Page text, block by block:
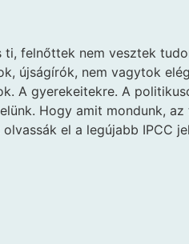
felnőttek nem vesztek
újságírók, nem vagytok
A gyerekeitekre. A
Hogy amit mondunk,
el a legújabb IPCC